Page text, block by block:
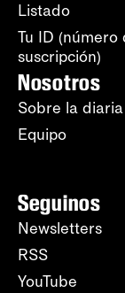
Listado
Tu ID (número
suscripción)
Nosotros
Sobre la diaria
Equipo
Seguinos
Newsletters
RSS
YouTube